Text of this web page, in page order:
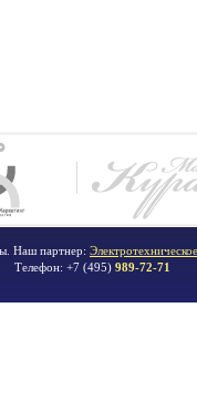
Наш партнер:
Телефон: +7 (495) 989-72-71